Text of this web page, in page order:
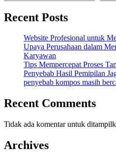
Recent Posts
Website Profesional untuk
Upaya Perusahaan dalam
Karyawan
Tips Mempercepat Proses
Penyebab Hasil Pemipilan
penyebab kompos masih
Recent Comments
Tidak ada komentar untuk
Archives